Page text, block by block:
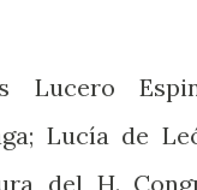
Lucero
Lucía de
del H.